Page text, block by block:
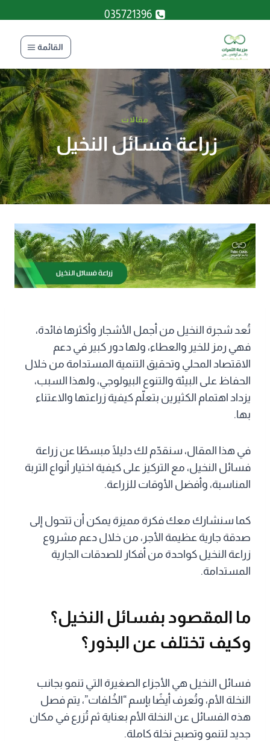
المحتوى
035721396
القائمة
مقالات
زراعة فسائل النخيل
تُعد شجرة النخيل من أجمل الأشجار وأكثرها فائدة،
فهي رمز للخير والعطاء، ولها دور كبير في دعم
الاقتصاد المحلي وتحقيق التنمية المستدامة من خلال
الحفاظ على البيئة والتنوع البيولوجي، ولهذا السبب،
يزداد اهتمام الكثيرين بتعلّم كيفية زراعتها والاعتناء
بها.
في هذا المقال، سنقدّم لك دليلًا مبسطًا عن زراعة
فسائل النخيل، مع التركيز على كيفية اختيار أنواع التربة
المناسبة، وأفضل الأوقات للزراعة.
كما سنشارك معك فكرة مميزة يمكن أن تتحول إلى
صدقة جارية عظيمة الأجر، من خلال دعم مشروع
زراعة النخيل كواحدة من أفكار للصدقات الجارية
المستدامة.
ما المقصود بفسائل النخيل؟
وكيف تختلف عن البذور؟
فسائل النخيل هي الأجزاء الصغيرة التي تنمو بجانب
النخلة الأم، وتُعرف أيضًا بإسم “الخُلفات”، يتم فصل
هذه الفسائل عن النخلة الأم بعناية ثم تُزرع في مكان
جديد لتنمو وتصبح نخلة كاملة.